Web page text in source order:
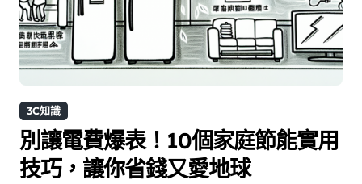
3C知識
別讓電費爆表！10個家庭節能實用
技巧，讓你省錢又愛地球